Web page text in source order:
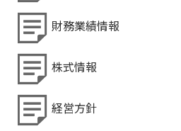
財務業績情報
株式情報
経営方針